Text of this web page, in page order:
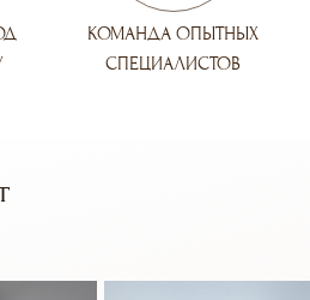
КОМАНДА ОПЫТНЫХ
СПЕЦИАЛИСТОВ